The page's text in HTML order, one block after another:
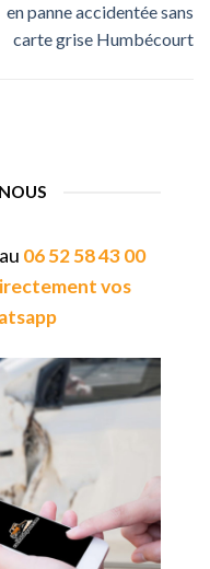
en panne accidentée sans
carte grise Humbécourt
06 52 58 43 00
vos